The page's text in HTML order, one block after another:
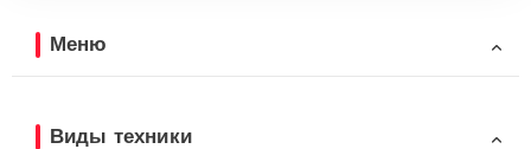
Меню
Виды техники